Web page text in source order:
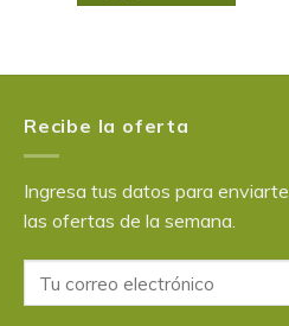
Recibe la oferta
Ingresa tus datos para enviarte
las ofertas de la semana.